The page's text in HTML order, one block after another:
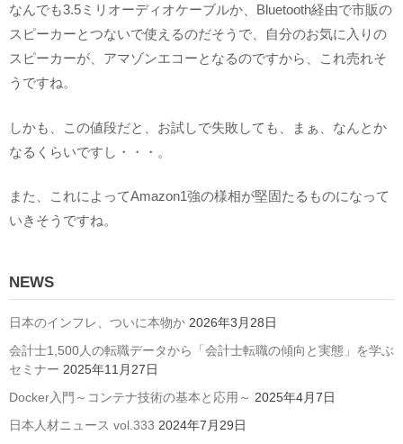
なんでも3.5ミリオーディオケーブルか、Bluetooth経由で市販の
スピーカーとつないで使えるのだそうで、自分のお気に入りの
スピーカーが、アマゾンエコーとなるのですから、これ売れそ
うですね。
しかも、この値段だと、お試しで失敗しても、まぁ、なんとか
なるくらいですし・・・。
また、これによってAmazon1強の様相が堅固たるものになって
いきそうですね。
NEWS
日本のインフレ、ついに本物か 2026年3月28日
会計士1,500人の転職データから「会計士転職の傾向と実態」を学ぶ
セミナー 2025年11月27日
Docker入門～コンテナ技術の基本と応用～ 2025年4月7日
日本人材ニュース vol.333 2024年7月29日